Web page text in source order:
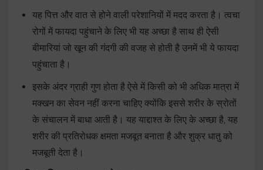
यह पित्त और वात से होने वाली परेशानियों में मदद करता है। त्वचा
रोगों में फायदा पहुंचाने के लिए भी यह अच्छा है साथ ही ऐसी
बीमारियां जो खून की गंदगी की वजह से होती है उनमें भी ये फायदा
पहुंचाता है।
इसके अंदर ग्राही गुण होता है ऐसे में किसी को भी अधिक मात्रा में
मक्खन का सेवन नहीं करना चाहिए क्योंकि इससे शरीर के स्रोतों
के संचालन में बाधा आती है। यह याद्दाश्त के लिए के अच्छा है, यह
शरीर की प्रतिरोधक क्षमता मजबूत बनाता है और शुक्र धातु को
मजबूती देता है।